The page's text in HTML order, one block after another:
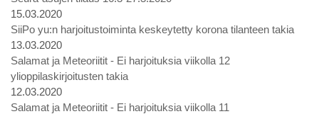
15.03.2020
SiiPo yu:n harjoitustoiminta keskeytetty korona tilanteen takia
13.03.2020
Salamat ja Meteoriitit - Ei harjoituksia viikolla 12
ylioppilaskirjoitusten takia
12.03.2020
Salamat ja Meteoriitit - Ei harjoituksia viikolla 11